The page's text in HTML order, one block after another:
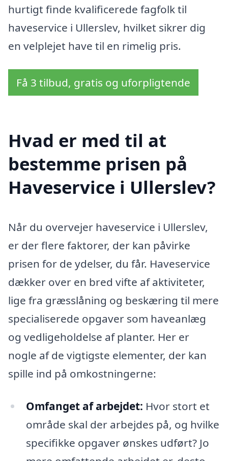
hurtigt finde kvalificerede fagfolk til
haveservice i Ullerslev, hvilket sikrer dig
en velplejet have til en rimelig pris.
Få 3 tilbud, gratis og uforpligtende
Hvad er med til at
bestemme prisen på
Haveservice i Ullerslev?
Når du overvejer haveservice i Ullerslev,
er der flere faktorer, der kan påvirke
prisen for de ydelser, du får. Haveservice
dækker over en bred vifte af aktiviteter,
lige fra græsslåning og beskæring til mere
specialiserede opgaver som haveanlæg
og vedligeholdelse af planter. Her er
nogle af de vigtigste elementer, der kan
spille ind på omkostningerne:
Omfanget af arbejdet: Hvor stort et
område skal der arbejdes på, og hvilke
specifikke opgaver ønskes udført? Jo